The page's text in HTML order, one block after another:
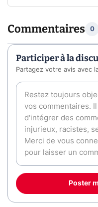
Commentaires 0
Participer à la
Partagez votre avis avec
Poster